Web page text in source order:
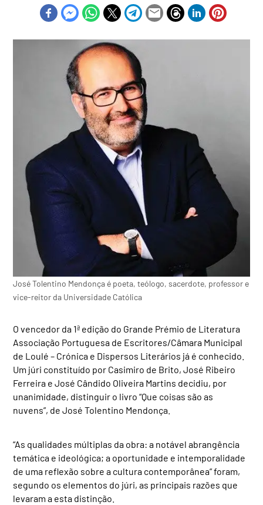
José Tolentino Mendonça é poeta, teólogo, sacerdote, professor e
vice-reitor da Universidade Católica
O vencedor da 1ª edição do Grande Prémio de Literatura
Associação Portuguesa de Escritores/Câmara Municipal
de Loulé – Crónica e Dispersos Literários já é conhecido.
Um júri constituído por Casimiro de Brito, José Ribeiro
Ferreira e José Cândido Oliveira Martins decidiu, por
unanimidade, distinguir o livro “Que coisas são as
nuvens”, de José Tolentino Mendonça.
“As qualidades múltiplas da obra: a notável abrangência
temática e ideológica; a oportunidade e intemporalidade
de uma reflexão sobre a cultura contemporânea” foram,
segundo os elementos do júri, as principais razões que
levaram a esta distinção.